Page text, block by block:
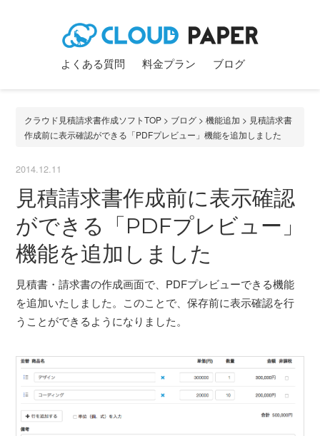
よくある質問 料金プラン ブログ
クラウド見積請求書作成ソフトTOP > ブログ >機能追加 > 見積請求書
作成前に表示確認ができる「PDFプレビュー」機能を追加しました
2014.12.11
見積請求書作成前に表示確認
ができる「PDFプレビュー」
機能を追加しました
見積書・請求書の作成画面で、PDFプレビューできる機能
を追加いたしました。このことで、保存前に表示確認を行
うことができるようになりました。